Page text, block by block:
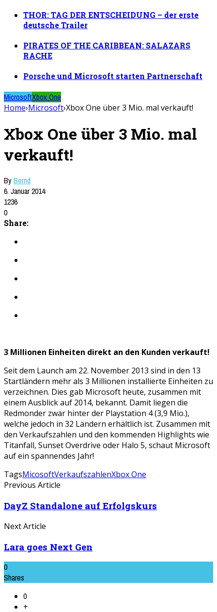
THOR: TAG DER ENTSCHEIDUNG – der erste
deutsche Trailer
PIRATES OF THE CARIBBEAN: SALAZARS
RACHE
Porsche und Microsoft starten Partnerschaft
MicrosoftXbox One
Home›Microsoft›Xbox One über 3 Mio. mal verkauft!
Xbox One über 3 Mio. mal
verkauft!
ByBernd
6. Januar 2014
1236
0
Share:
3 Millionen Einheiten direkt an den Kunden verkauft!
Seit dem Launch am 22. November 2013 sind in den 13
Startländern mehr als 3 Millionen installierte Einheiten zu
verzeichnen. Dies gab Microsoft heute, zusammen mit
einem Ausblick auf 2014, bekannt. Damit liegen die
Redmonder zwar hinter der Playstation 4 (3,9 Mio.),
welche jedoch in 32 Ländern erhältlich ist. Zusammen mit
den Verkaufszahlen und den kommenden Highlights wie
Titanfall, Sunset Overdrive oder Halo 5, schaut Microsoft
auf ein spannendes Jahr!
TagsMicosoftVerkaufszahlenXbox One
Previous Article
DayZ Standalone auf Erfolgskurs
Next Article
Lara goes Next Gen
0
Shares
0
+